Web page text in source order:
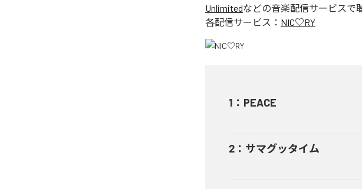
Unlimitedなどの音楽配信サービスで
各配信サービス： NIC♡RY
1 ： PEACE
2 ： サマグッタイム